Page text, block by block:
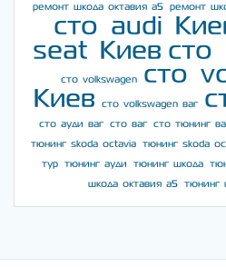
ремонт шкода октавия а5
ремонт
сто audi
seat Киев сто
сто volkswagen
сто
Киев
сто volkswagen ваг
сто ауди ваг
сто ваг сто тюнинг
тюнинг skoda octavia
тюнинг skoda
тур
тюнинг ауди тюнинг шкода
шкода октавия а5
тюнинг